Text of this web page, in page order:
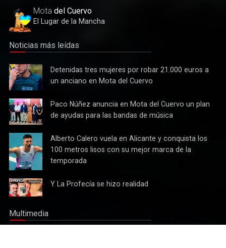
Cultura
Tres bandas competirán en Mota del Cuervo por alzarse con
el XII Certamen Regional "Villa Cervantina"
Mota del Cuervo
El Lugar de la Mancha
Noticias más leídas
Detenidas
tres
mujeres
por robar
21.000
euros a
anciano
en Mota
del
Cuervo
Detenidas tres mujeres por robar 21.000 euros a
un anciano en Mota del Cuervo
Paco
Núñez
anuncia
en Mota
Cuervo un
plan de
para las
bandas
música
Paco Núñez anuncia en Mota del Cuervo un plan
de ayudas para las bandas de música
Alberto
Calero
vuela en
Alicante y
conquista
los 100
metros
lisos con
su mejor
Alberto Calero vuela en Alicante y conquista los
100 metros lisos con su mejor marca de la
temporada
Y La
Profecía
realidad
Y La Profecía se hizo realidad
Multimedia